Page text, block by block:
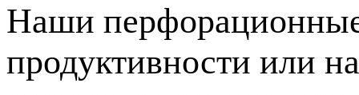
Наши
продуктивности или